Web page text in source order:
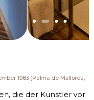
1983 (Palma de Mallorca,
die der Künstler vor